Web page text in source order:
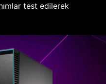
test edilerek